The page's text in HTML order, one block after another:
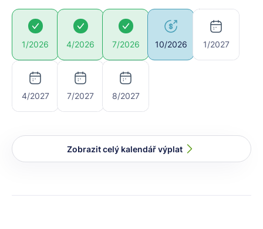
1/2026 4/2026 7/2026 10/2026 1/2027
4/2027 7/2027 8/2027
Zobrazit celý kalendář výplat